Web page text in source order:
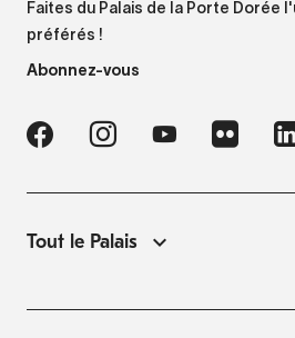
Faites du Palais de la Porte Dorée
préférés !
Abonnez-vous
Tout le Palais